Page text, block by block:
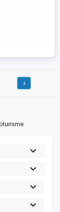
geamuri
dublu
direcție
...
›